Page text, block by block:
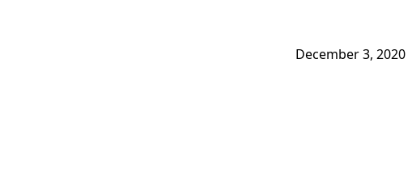
December 3, 2020